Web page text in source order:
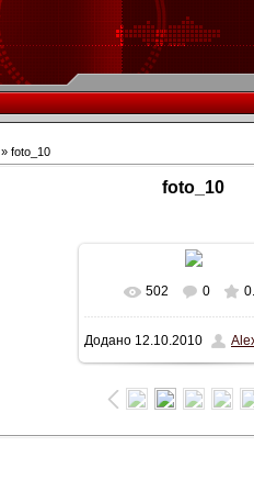
» foto_10
foto_10
У реальному
644x360/ 49.4Kb
502 0
Додано 12.10.2010